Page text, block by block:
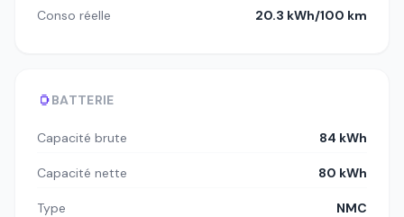
Conso réelle 20.3 kWh/100 km
BATTERIE
Capacité brute 84 kWh
Capacité nette 80 kWh
Type NMC